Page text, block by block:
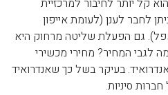
לחבר לענן (לעומת אייפון
גם הפעלת שליטה מרחוק היא
לגבי המחיר? מחירי מכשירי
בעיקר בשל כך שאנדרואיד
סיניות.